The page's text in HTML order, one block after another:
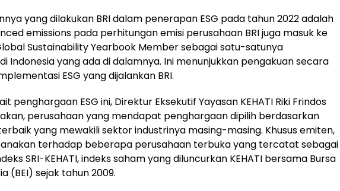
yang dilakukan BRI dalam penerapan ESG pada tahun 2022 adalah
emissions pada perhitungan emisi perusahaan BRI juga masuk ke
Sustainability Yearbook Member sebagai satu-satunya
Indonesia yang ada di dalamnya. Ini menunjukkan pengakuan secara
ESG yang dijalankan BRI.
penghargaan ESG ini, Direktur Eksekutif Yayasan KEHATI Riki Frindos
perusahaan yang mendapat penghargaan dipilih berdasarkan
yang mewakili sektor industrinya masing-masing. Khusus emiten,
terhadap beberapa perusahaan terbuka yang tercatat sebagai
SRI-KEHATI, indeks saham yang diluncurkan KEHATI bersama Bursa
(BEI) sejak tahun 2009.